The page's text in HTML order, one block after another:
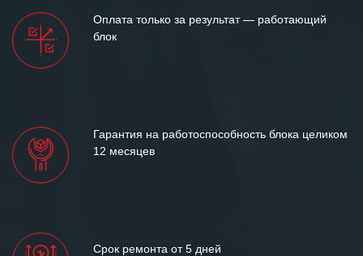
Оплата только за результат — работающий
блок
Гарантия на работоспособность блока целиком
12 месяцев
Срок ремонта от 5 дней